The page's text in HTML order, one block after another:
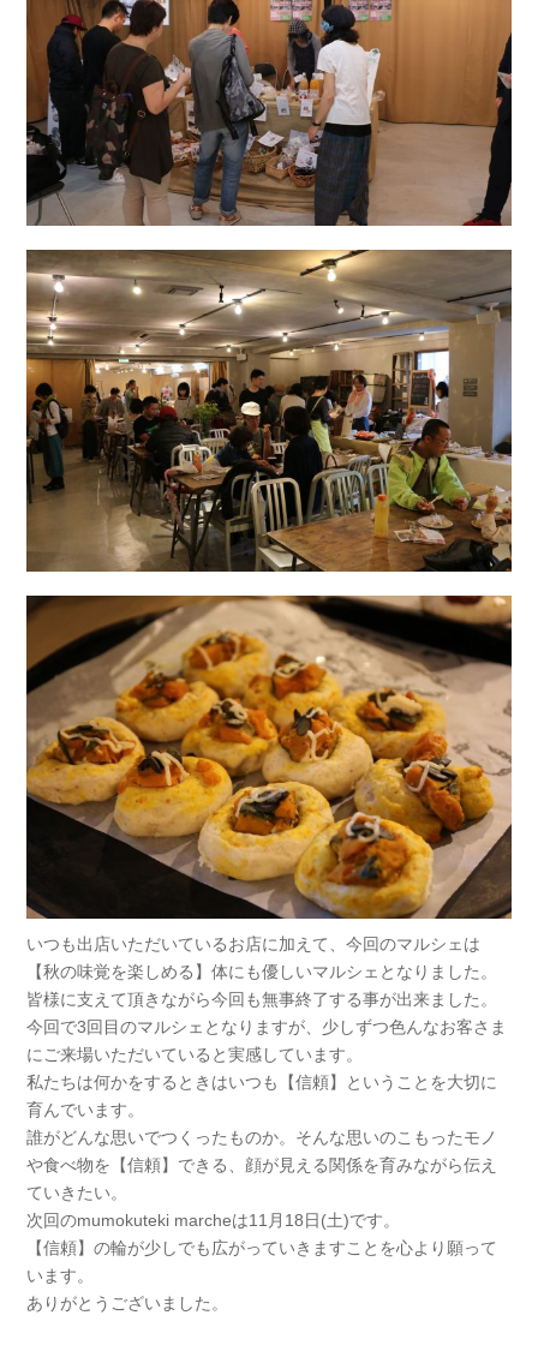
いつも出店いただいているお店に加えて、今回のマルシェは
【秋の味覚を楽しめる】体にも優しいマルシェとなりました。
皆様に支えて頂きながら今回も無事終了する事が出来ました。
今回で3回目のマルシェとなりますが、少しずつ色んなお客さま
にご来場いただいていると実感しています。
私たちは何かをするときはいつも【信頼】ということを大切に
育んでいます。
誰がどんな思いでつくったものか。そんな思いのこもったモノ
や食べ物を【信頼】できる、顔が見える関係を育みながら伝え
ていきたい。
次回のmumokuteki marcheは11月18日(土)です。
【信頼】の輪が少しでも広がっていきますことを心より願って
います。
ありがとうございました。